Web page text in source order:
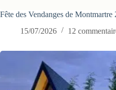
Fête des Vendanges de
15/07/2026
12